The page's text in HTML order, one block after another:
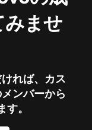
ませ
れば、カス
ンバーから
。